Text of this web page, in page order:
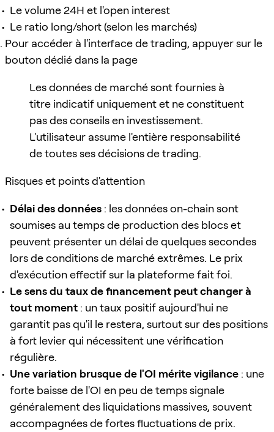
Le volume 24H et l'open interest
Le ratio long/short (selon les marchés)
Pour accéder à l'interface de trading, appuyer sur le
bouton dédié dans la page
Les données de marché sont fournies à
titre indicatif uniquement et ne constituent
pas des conseils en investissement.
L'utilisateur assume l'entière responsabilité
de toutes ses décisions de trading.
Risques et points d'attention
Délai des données : les données on-chain sont
soumises au temps de production des blocs et
peuvent présenter un délai de quelques secondes
lors de conditions de marché extrêmes. Le prix
d'exécution effectif sur la plateforme fait foi.
Le sens du taux de financement peut changer à
tout moment : un taux positif aujourd'hui ne
garantit pas qu'il le restera, surtout sur des positions
à fort levier qui nécessitent une vérification
régulière.
Une variation brusque de l'OI mérite vigilance : une
forte baisse de l'OI en peu de temps signale
généralement des liquidations massives, souvent
accompagnées de fortes fluctuations de prix.